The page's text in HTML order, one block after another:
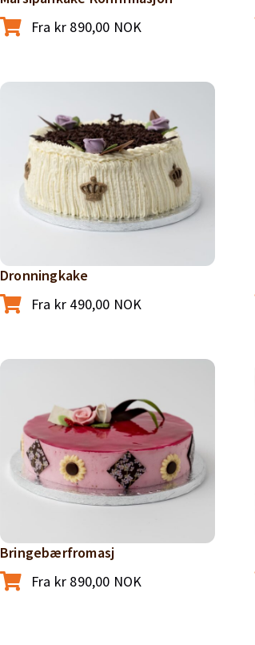
Fra kr 890,00 NOK
Dronningkake
Fra kr 490,00 NOK
Bringebærfromasj
Fra kr 890,00 NOK